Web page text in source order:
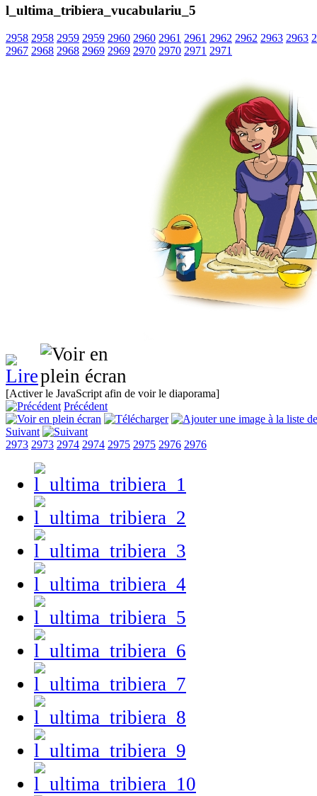
l_ultima_tribiera_vucabulariu_5
2958 2958 2959 2959 2960 2960 2961 2961 2962 2962 2963 2963
2967 2968 2968 2969 2969 2970 2970 2971 2971
[Activer le JavaScript afin de voir le diaporama]
Précédent
Suivant
2973 2973 2974 2974 2975 2975 2976 2976